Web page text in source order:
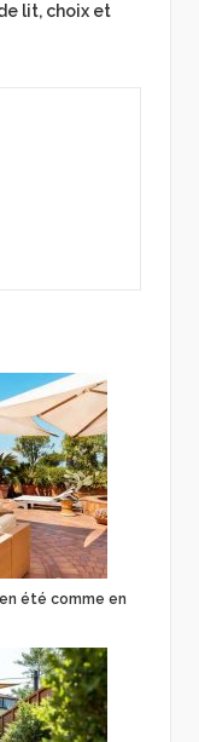
lit, choix et
été comme en